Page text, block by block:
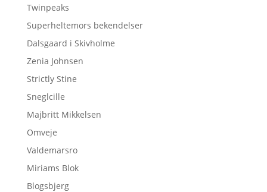
Twinpeaks
Superheltemors bekendelser
Dalsgaard i Skivholme
Zenia Johnsen
Strictly Stine
Sneglcille
Majbritt Mikkelsen
Omveje
Valdemarsro
Miriams Blok
Blogsbjerg